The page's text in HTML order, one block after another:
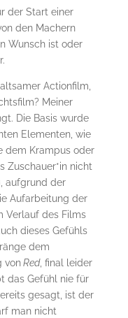
der Start einer
den Machern
Wunsch ist oder
Actionfilm,
Meiner
Die Basis wurde
Elementen, wie
dem Krampus oder
Zuschauer*in nicht
aufgrund der
Aufarbeitung der
Verlauf des Films
dieses Gefühls
dem
vonRed, final leider
das Gefühl nie für
gesagt, ist der
man nicht